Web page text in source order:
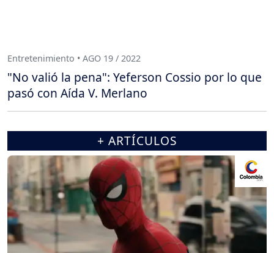
Entretenimiento • AGO 19 / 2022
"No valió la pena": Yeferson Cossio por lo que
pasó con Aída V. Merlano
+ ARTÍCULOS